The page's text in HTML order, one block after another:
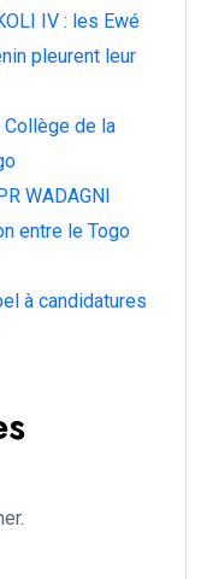
IV : les Ewé
pleurent leur
de la
WADAGNI
entre le Togo
à candidatures